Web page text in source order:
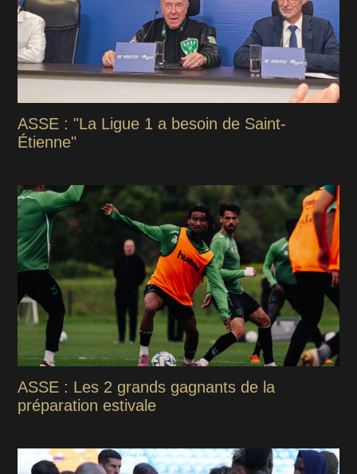
ASSE : "La Ligue 1 a besoin de Saint-
Étienne"
ASSE : Les 2 grands gagnants de la
préparation estivale